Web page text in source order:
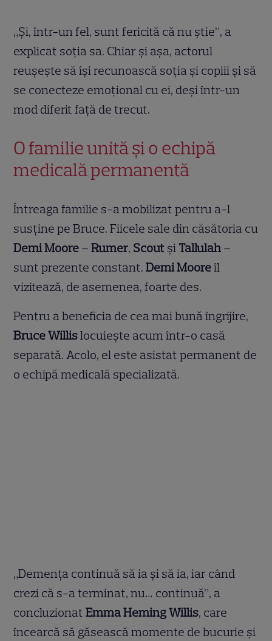
„Și, într-un fel, sunt fericită că nu știe”, a
explicat soția sa. Chiar și așa, actorul
reușește să își recunoască soția și copiii și să
se conecteze emoțional cu ei, deși într-un
mod diferit față de trecut.
O familie unită și o echipă
medicală permanentă
Întreaga familie s-a mobilizat pentru a-l
susține pe Bruce. Fiicele sale din căsătoria cu
Demi Moore –Rumer, Scout și Tallulah –
sunt prezente constant.Demi Mooreîl
vizitează, de asemenea, foarte des.
Pentru a beneficia de cea mai bună îngrijire,
Bruce Willislocuiește acum într-o casă
separată. Acolo, el este asistat permanent de
o echipă medicală specializată.
„Demența continuă să ia și să ia, iar când
crezi că s-a terminat, nu… continuă”, a
concluzionatEmma Heming Willis, care
încearcă să găsească momente de bucurie și